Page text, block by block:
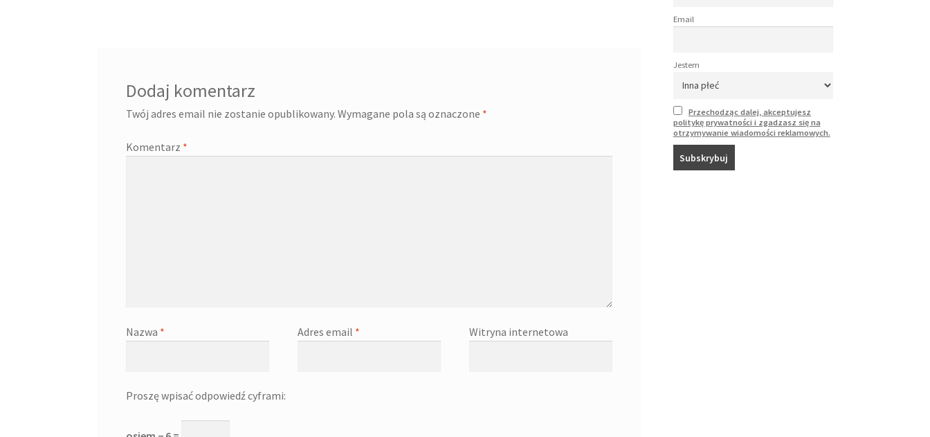
Dodaj komentarz
Twój adres email nie zostanie opublikowany. Wymagane pola są oznaczone *
Komentarz *
Nazwa * Adres email * Witryna internetowa
Proszę wpisać odpowiedź cyframi:
Email
Jestem
Przechodząc dalej, akceptujesz
politykę prywatności i zgadzasz się na
otrzymywanie wiadomości reklamowych.